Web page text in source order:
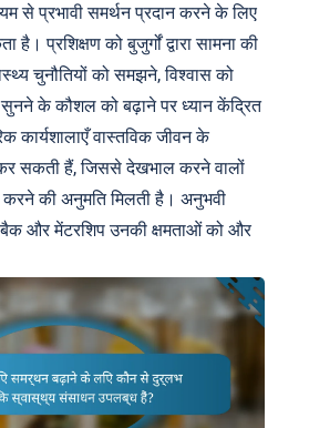
से प्रभावी समर्थन प्रदान करने के लिए
है। प्रशिक्षण को बुजुर्गों द्वारा सामना की
चुनौतियों को समझने, विश्वास को
के कौशल को बढ़ाने पर ध्यान केंद्रित
कार्यशालाएँ वास्तविक जीवन के
सकती हैं, जिससे देखभाल करने वालों
करने की अनुमति मिलती है। अनुभवी
और मेंटरशिप उनकी क्षमताओं को और